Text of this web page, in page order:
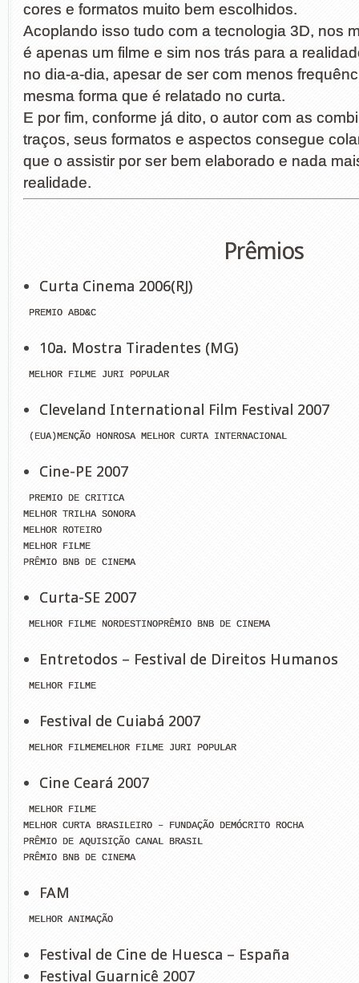
cores e formatos muito bem escolhidos.
Acoplando isso tudo com a tecnologia 3D, nos
é apenas um filme e sim nos trás para a
no dia-a-dia, apesar de ser com menos
mesma forma que é relatado no curta.
E por fim, conforme já dito, o autor com as
traços, seus formatos e aspectos consegue
que o assistir por ser bem elaborado e nada
realidade.
Prêmios
Curta Cinema 2006(RJ)
PREMIO ABD&C
10a. Mostra Tiradentes (MG)
MELHOR FILME JURI POPULAR
Cleveland International Film Festival 2007
(EUA)MENÇÃO HONROSA MELHOR CURTA INTERNACIONAL
Cine-PE 2007
PREMIO DE CRITICA
MELHOR TRILHA SONORA
MELHOR ROTEIRO
MELHOR FILME
PRÊMIO BNB DE CINEMA
Curta-SE 2007
MELHOR FILME NORDESTINOPRÊMIO BNB DE CINEMA
Entretodos – Festival de Direitos Humanos
MELHOR FILME
Festival de Cuiabá 2007
MELHOR FILMEMELHOR FILME JURI POPULAR
Cine Ceará 2007
MELHOR FILME
MELHOR CURTA BRASILEIRO – FUNDAÇÃO DEMÓCRITO ROCHA
PRÊMIO DE AQUISIÇÃO CANAL BRASIL
PRÊMIO BNB DE CINEMA
FAM
MELHOR ANIMAÇÃO
Festival de Cine de Huesca – España
Festival Guarnicê 2007